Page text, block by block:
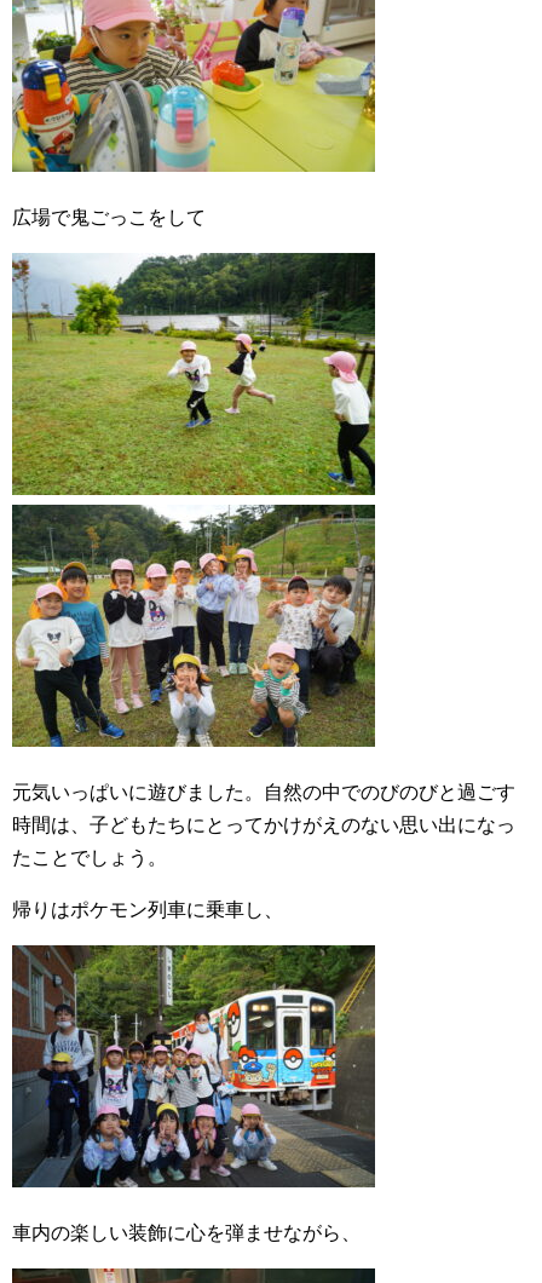
広場で鬼ごっこをして
元気いっぱいに遊びました。自然の中でのびのびと過ごす
時間は、子どもたちにとってかけがえのない思い出になっ
たことでしょう。
帰りはポケモン列車に乗車し、
車内の楽しい装飾に心を弾ませながら、